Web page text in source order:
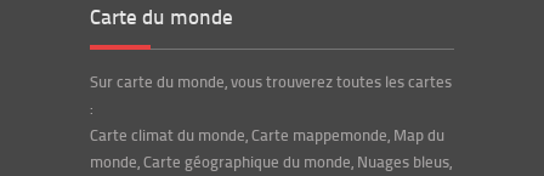
Carte du monde
Sur carte du monde, vous trouverez toutes les cartes
:
Carte climat du monde, Carte mappemonde, Map du
monde, Carte géographique du monde, Nuages bleus,